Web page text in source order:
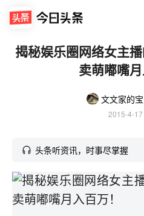
揭秘娱乐圈网络女主
卖萌嘟嘴月
文文家的
2015-4-
头条听资讯，时事尽掌握